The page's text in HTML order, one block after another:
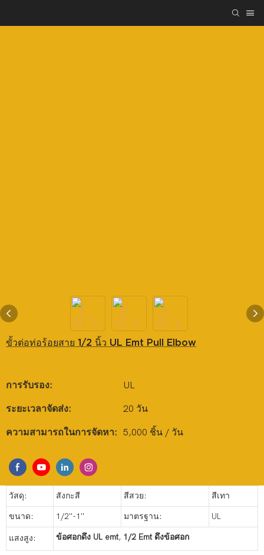
ขั้วต่อท่อร้อยสาย 1/2 นิ้ว UL Emt Pull Elbow
การรับรอง: UL
ระยะเวลาจัดส่ง: 20 วัน
ความสามารถในการจัดหา: 5,000 ชิ้น / วัน
วัสดุ: สังกะสี สีสวย: สีเทา
ขนาด: 1/2''-1'' มาตรฐาน: UL
แสงสูง: ข้อศอกดึง UL emt, 1/2 Emt ดึงข้อศอก